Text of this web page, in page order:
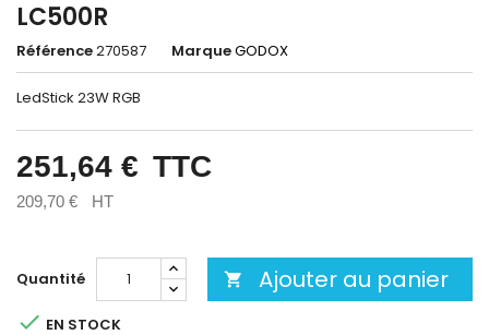
LC500R
Référence270587 MarqueGODOX
LedStick 23W RGB
251,64 € TTC
209,70 € HT
Quantité  Ajouter au panier
 EN STOCK